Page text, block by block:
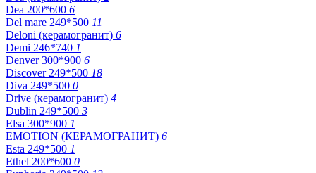
Dea 200*600 6
Del mare 249*500 11
Deloni (керамогранит) 6
Demi 246*740 1
Denver 300*900 6
Discover 249*500 18
Diva 249*500 0
Drive (керамогранит) 4
Dublin 249*500 3
Elsa 300*900 1
EMOTION (КЕРАМОГРАНИТ) 6
Esta 249*500 1
Ethel 200*600 0